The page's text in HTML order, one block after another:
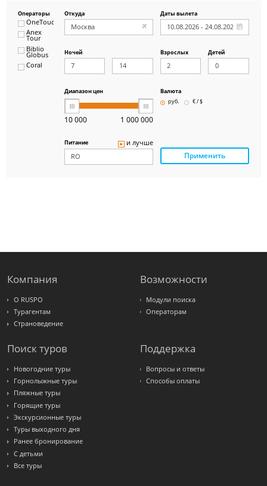
Операторы
OneTouch&Travel
Anex
Tour
Biblio
Globus
Coral
Интурист
Откуда Даты вылета
Ночей Взрослых Детей
Диапазон цен
10 000 1 000 000
Валюта
руб.
€ / $
Питание и лучше
Применить
Компания
О RUSPO
Турагентам
Страноведение
Возможности
Модули поиска
Операторам
Поиск туров
Новогодние туры
Горнолыжные туры
Пляжные туры
Горящие туры
Экскурсионные туры
Туры выходного дня
Ранее бронирование
С детьми
Все туры
Поддержка
Вопросы и ответы
Способы оплаты